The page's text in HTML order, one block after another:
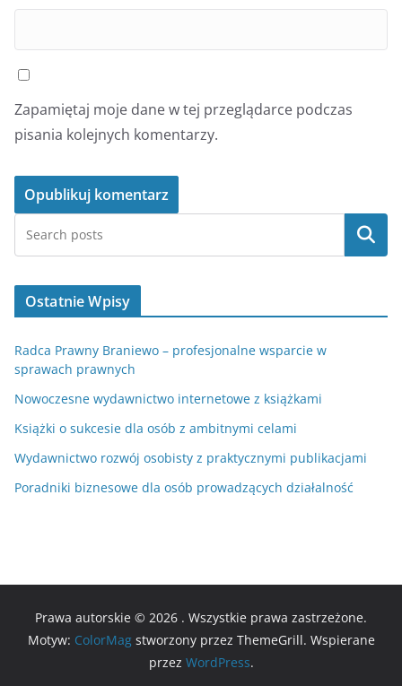
Zapamiętaj moje dane w tej przeglądarce podczas
pisania kolejnych komentarzy.
Szukaj
Ostatnie Wpisy
Radca Prawny Braniewo – profesjonalne wsparcie w
sprawach prawnych
Nowoczesne wydawnictwo internetowe z książkami
Książki o sukcesie dla osób z ambitnymi celami
Wydawnictwo rozwój osobisty z praktycznymi publikacjami
Poradniki biznesowe dla osób prowadzących działalność
Prawa autorskie © 2026 . Wszystkie prawa zastrzeżone.
Motyw: ColorMagstworzony przez ThemeGrill. Wspierane
przez WordPress.